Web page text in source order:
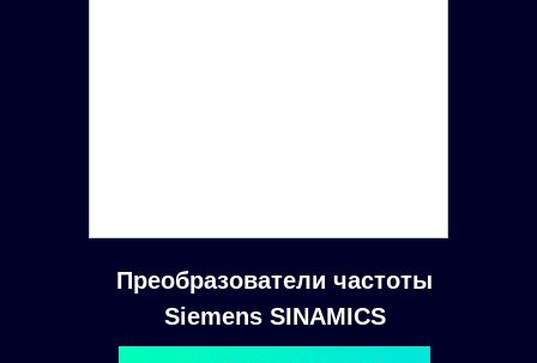
Преобразователи частоты
Siemens SINAMICS